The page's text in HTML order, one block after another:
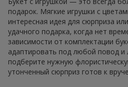
подарок. Мягкие игрушки с
интересная идея для сюрприза
удачного подарка, когда нет
зависимости от комплектации
адаптировать под любой повод
подберите нужную
утонченный сюрприз готов к